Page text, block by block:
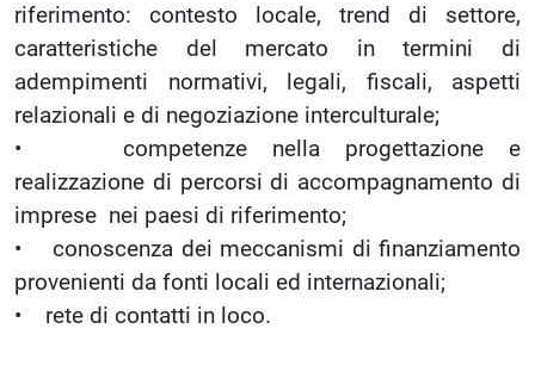
riferimento: contesto locale, trend di settore,
caratteristiche del mercato in termini di
adempimenti normativi, legali, fiscali, aspetti
relazionali e di negoziazione interculturale;
• competenze nella progettazione e
realizzazione di percorsi di accompagnamento di
imprese nei paesi di riferimento;
• conoscenza dei meccanismi di finanziamento
provenienti da fonti locali ed internazionali;
• rete di contatti in loco.